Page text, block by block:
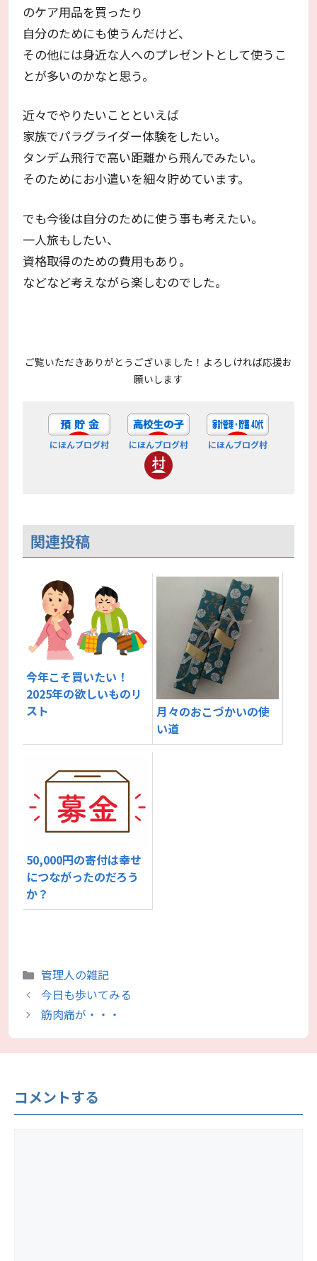
のケア用品を買ったり
自分のためにも使うんだけど、
その他には身近な人へのプレゼントとして使うこ
とが多いのかなと思う。
近々でやりたいことといえば
家族でパラグライダー体験をしたい。
タンデム飛行で高い距離から飛んでみたい。
そのためにお小遣いを細々貯めています。
でも今後は自分のために使う事も考えたい。
一人旅もしたい、
資格取得のための費用もあり。
などなど考えながら楽しむのでした。
ご覧いただきありがとうございました！よろしければ応援お
願いします
にほんブログ村 にほんブログ村 にほんブログ村
関連投稿
今年こそ買いたい！
2025年の欲しいものリ
スト
月々のおこづかいの使
い道
50,000円の寄付は幸せ
につながったのだろう
か？
カ
テ
ゴ
リ
ー
管理人の雑記
今日も歩いてみる
筋肉痛が・・・
コメントする